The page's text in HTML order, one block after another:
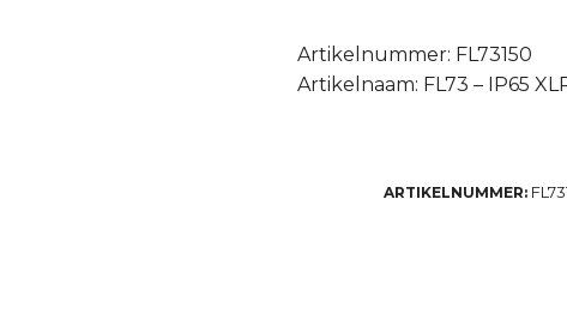
Artikelnummer: FL73150
Artikelnaam: FL73 – IP65
ARTIKELNUMMER: